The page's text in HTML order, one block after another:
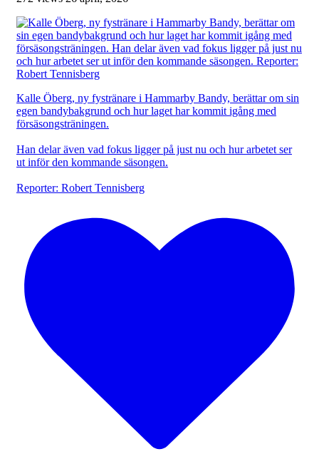
Kalle Öberg, ny fystränare i Hammarby Bandy, berättar om sin
egen bandybakgrund och hur laget har kommit igång med
försäsongsträningen.
Han delar även vad fokus ligger på just nu och hur arbetet ser
ut inför den kommande säsongen.
Reporter: Robert Tennisberg